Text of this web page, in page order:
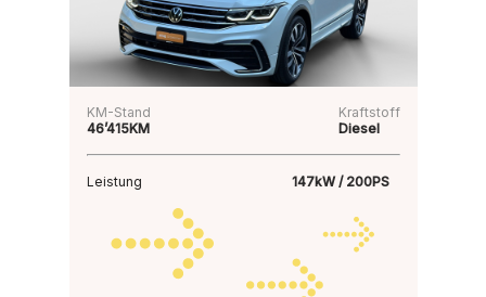
KM-Stand
46’415KM
Kraftstoff
Diesel
Leistung 147kW / 200PS